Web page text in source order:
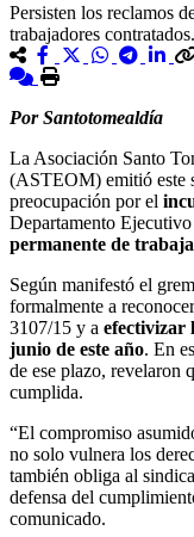
Persisten los reclamos
trabajadores
Por Santotomealdía
La Asociación Santo
(ASTEOM) emitió este
preocupación por el
Departamento
permanente de
Según manifestó el
formalmente a
3107/15 y a efectivizar
junio de este año. En
de ese plazo, revelaron
cumplida.
“El compromiso
no solo vulnera los
también obliga al
defensa del
comunicado.